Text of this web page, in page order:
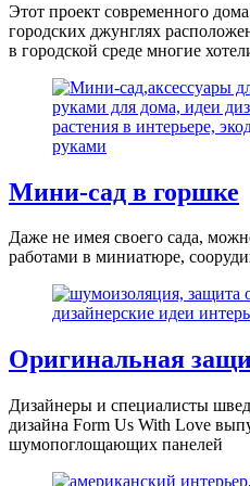
Этот проект современного
городских джунглях
в городской среде многие
Мини-сад в горшке
Даже не имея своего сада,
работами в миниатюре,
Оригинальная
Дизайнеры и специалисты
дизайна Form Us With Love
шумопоглощающих панелей